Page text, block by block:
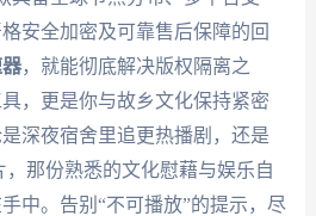
安全加密及可靠售后保障的回
，就能彻底解决版权隔离之
，更是你与故乡文化保持紧密
深夜宿舍里追更热播剧，还是
那份熟悉的文化慰藉与娱乐自
中。告别“不可播放”的提示，尽